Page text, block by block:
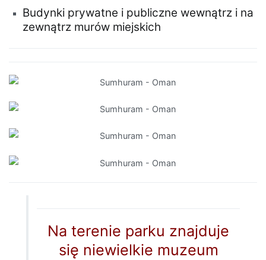
Budynki prywatne i publiczne wewnątrz i na
zewnątrz murów miejskich
Na terenie parku znajduje
się niewielkie muzeum